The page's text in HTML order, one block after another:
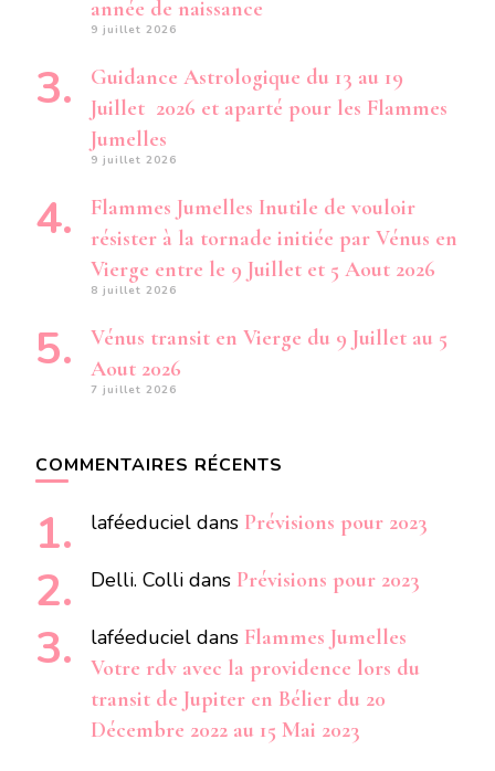
année de naissance
9 juillet 2026
Guidance Astrologique du 13 au 19
Juillet 2026 et aparté pour les Flammes
Jumelles
9 juillet 2026
Flammes Jumelles Inutile de vouloir
résister à la tornade initiée par Vénus en
Vierge entre le 9 Juillet et 5 Aout 2026
8 juillet 2026
Vénus transit en Vierge du 9 Juillet au 5
Aout 2026
7 juillet 2026
COMMENTAIRES RÉCENTS
laféeduciel dans Prévisions pour 2023
Delli. Colli dans Prévisions pour 2023
laféeduciel dans Flammes Jumelles
Votre rdv avec la providence lors du
transit de Jupiter en Bélier du 20
Décembre 2022 au 15 Mai 2023